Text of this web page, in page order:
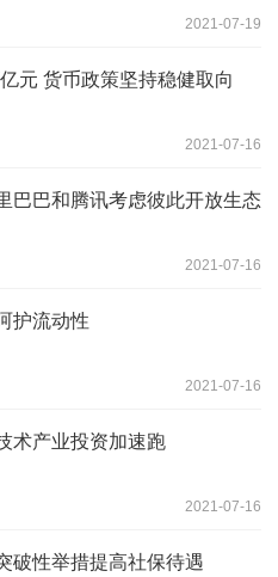
2021-07-19
元 货币政策坚持稳健取向
2021-07-16
巴巴和腾讯考虑彼此开放生态
2021-07-16
护流动性
2021-07-16
术产业投资加速跑
2021-07-16
破性举措提高社保待遇